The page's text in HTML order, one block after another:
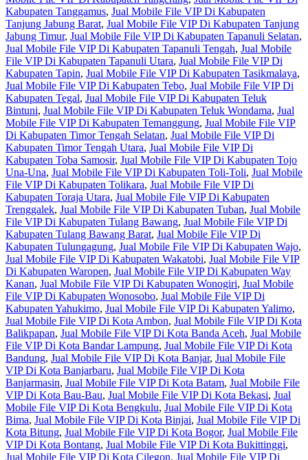
Kabupaten Tanggamus, Jual Mobile File VIP Di Kabupaten
Tanjung Jabung Barat, Jual Mobile File VIP Di Kabupaten Tanjung
Jabung Timur, Jual Mobile File VIP Di Kabupaten Tapanuli Selatan,
Jual Mobile File VIP Di Kabupaten Tapanuli Tengah, Jual Mobile
File VIP Di Kabupaten Tapanuli Utara, Jual Mobile File VIP Di
Kabupaten Tapin, Jual Mobile File VIP Di Kabupaten Tasikmalaya,
Jual Mobile File VIP Di Kabupaten Tebo, Jual Mobile File VIP Di
Kabupaten Tegal, Jual Mobile File VIP Di Kabupaten Teluk
Bintuni, Jual Mobile File VIP Di Kabupaten Teluk Wondama, Jual
Mobile File VIP Di Kabupaten Temanggung, Jual Mobile File VIP
Di Kabupaten Timor Tengah Selatan, Jual Mobile File VIP Di
Kabupaten Timor Tengah Utara, Jual Mobile File VIP Di
Kabupaten Toba Samosir, Jual Mobile File VIP Di Kabupaten Tojo
Una-Una, Jual Mobile File VIP Di Kabupaten Toli-Toli, Jual Mobile
File VIP Di Kabupaten Tolikara, Jual Mobile File VIP Di
Kabupaten Toraja Utara, Jual Mobile File VIP Di Kabupaten
Trenggalek, Jual Mobile File VIP Di Kabupaten Tuban, Jual Mobile
File VIP Di Kabupaten Tulang Bawang, Jual Mobile File VIP Di
Kabupaten Tulang Bawang Barat, Jual Mobile File VIP Di
Kabupaten Tulungagung, Jual Mobile File VIP Di Kabupaten Wajo,
Jual Mobile File VIP Di Kabupaten Wakatobi, Jual Mobile File VIP
Di Kabupaten Waropen, Jual Mobile File VIP Di Kabupaten Way
Kanan, Jual Mobile File VIP Di Kabupaten Wonogiri, Jual Mobile
File VIP Di Kabupaten Wonosobo, Jual Mobile File VIP Di
Kabupaten Yahukimo, Jual Mobile File VIP Di Kabupaten Yalimo,
Jual Mobile File VIP Di Kota Ambon, Jual Mobile File VIP Di Kota
Balikpapan, Jual Mobile File VIP Di Kota Banda Aceh, Jual Mobile
File VIP Di Kota Bandar Lampung, Jual Mobile File VIP Di Kota
Bandung, Jual Mobile File VIP Di Kota Banjar, Jual Mobile File
VIP Di Kota Banjarbaru, Jual Mobile File VIP Di Kota
Banjarmasin, Jual Mobile File VIP Di Kota Batam, Jual Mobile File
VIP Di Kota Bau-Bau, Jual Mobile File VIP Di Kota Bekasi, Jual
Mobile File VIP Di Kota Bengkulu, Jual Mobile File VIP Di Kota
Bima, Jual Mobile File VIP Di Kota Binjai, Jual Mobile File VIP Di
Kota Bitung, Jual Mobile File VIP Di Kota Bogor, Jual Mobile File
VIP Di Kota Bontang, Jual Mobile File VIP Di Kota Bukittinggi,
Jual Mobile File VIP Di Kota Cilegon, Jual Mobile File VIP Di